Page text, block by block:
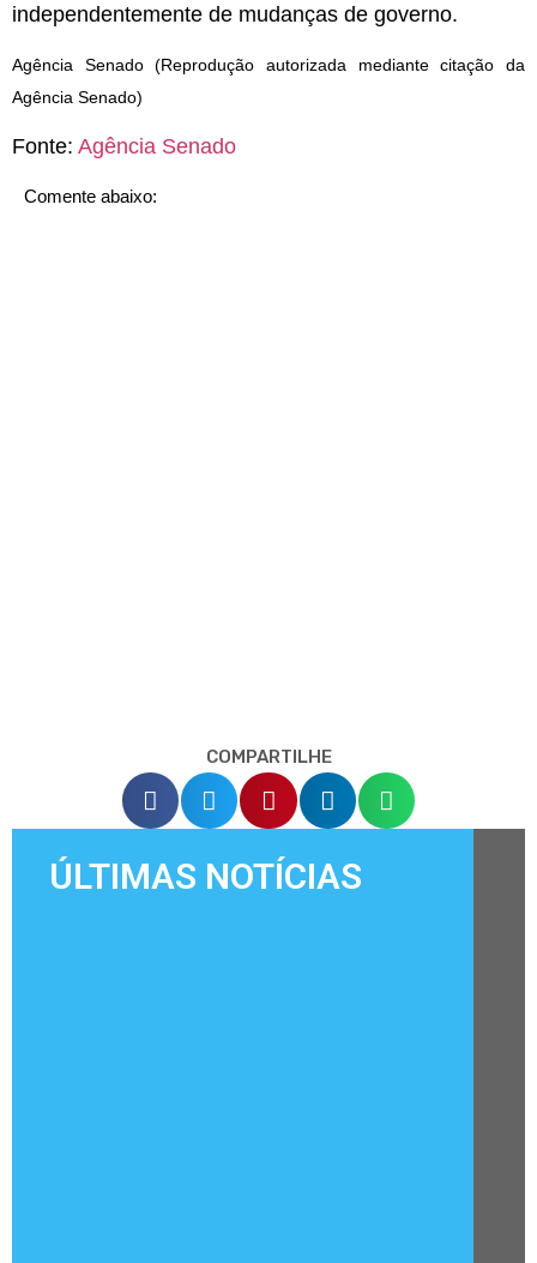
independentemente de mudanças de governo.
Agência Senado (Reprodução autorizada mediante citação da
Agência Senado)
Fonte: Agência Senado
Comente abaixo:
COMPARTILHE
ÚLTIMAS NOTÍCIAS